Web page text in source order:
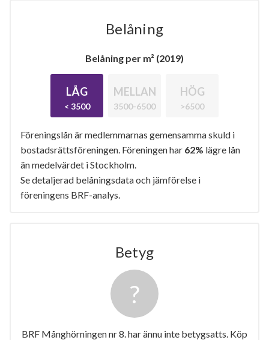
Belåning
Belåning per m² (2019)
LÅG
< 3500
MELLAN
3500-6500
HÖG
>6500
Föreningslån är medlemmarnas gemensamma skuld i
bostadsrättsföreningen. Föreningen har 62% lägre lån
än medelvärdet i Stockholm.
Se detaljerad belåningsdata och jämförelse i
föreningens BRF-analys.
Betyg
BRF Månghörningen nr 8. har ännu inte betygsatts. Köp